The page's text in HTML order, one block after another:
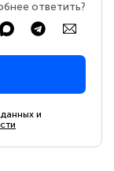
ответить?
и